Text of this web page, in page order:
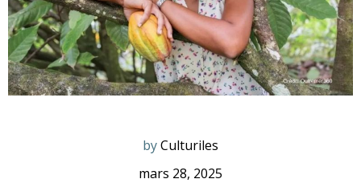
byCulturiles
mars 28, 2025